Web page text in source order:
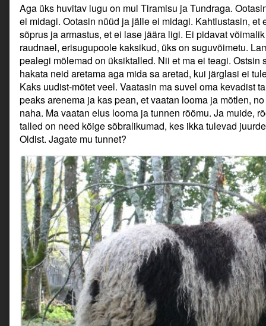
Aga üks huvitav lugu on mul Tiramisu ja Tundraga.
ei midagi. Ootasin nüüd ja jälle ei midagi. Kahtlustasin, et
sõprus ja armastus, et ei lase jäära ligi. Ei pidavat
raudnael, erisugupoole kaksikud, üks on suguvõimetu.
pealegi mõlemad on üksiktalled. Nii et ma ei teagi. Ostsin
hakata neid aretama aga mida sa aretad, kui järglasi ei
Kaks uudist-mõtet veel. Vaatasin ma suvel oma kevadist
peaks arenema ja kas pean, et vaatan looma ja mõtlen,
naha. Ma vaatan elus looma ja tunnen rõõmu. Ja muide,
talled on need kõige sõbralikumad, kes ikka tulevad
Oldist. Jagate mu tunnet?